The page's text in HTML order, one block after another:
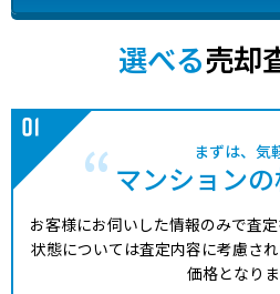
選べる売却
まずは、気
マンション
お客様にお伺いした情報のみで査定
状態については査定内容に考慮さ
価格となりま